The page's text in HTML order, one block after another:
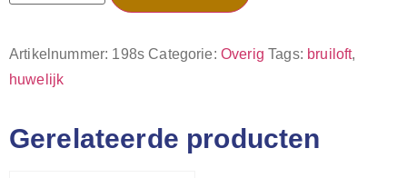
Artikelnummer: 198s Categorie: Overig Tags: bruiloft,
huwelijk
Gerelateerde producten